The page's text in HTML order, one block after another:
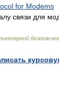
for Modems
связи для